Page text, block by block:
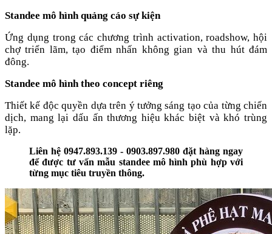
Standee mô hình quảng cáo sự kiện
Ứng dụng trong các chương trình activation, roadshow, hội
chợ triển lãm, tạo điểm nhấn không gian và thu hút đám
đông.
Standee mô hình theo concept riêng
Thiết kế độc quyền dựa trên ý tưởng sáng tạo của từng chiến
dịch, mang lại dấu ấn thương hiệu khác biệt và khó trùng
lặp.
Liên hệ 0947.893.139 - 0903.897.980 đặt hàng ngay
để được tư vấn mẫu standee mô hình phù hợp với
từng mục tiêu truyền thông.